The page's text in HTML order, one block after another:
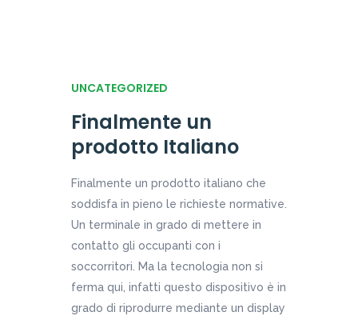
UNCATEGORIZED
Finalmente un
prodotto Italiano
Finalmente un prodotto italiano che
soddisfa in pieno le richieste normative.
Un terminale in grado di mettere in
contatto gli occupanti con i
soccorritori. Ma la tecnologia non si
ferma qui, infatti questo dispositivo è in
grado di riprodurre mediante un display